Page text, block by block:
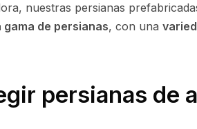
nuestras persianas
gama de persianas, con una
persianas de